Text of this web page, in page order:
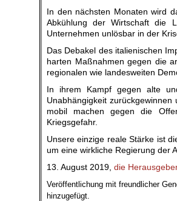
In den nächsten Monaten wird
Abkühlung der Wirtschaft die
Unternehmen unlösbar in der
Das Debakel des italienischen
harten Maßnahmen gegen die
regionalen wie landesweiten
In ihrem Kampf gegen alte
Unabhängigkeit
mobil machen gegen die
Kriegsgefahr.
Unsere einzige reale Stärke ist
um eine wirkliche Regierung der
13. August 2019, die
Veröffentlichung mit freundlicher
hinzugefügt.